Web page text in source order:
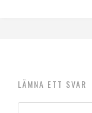
LÄMNA ETT SVAR